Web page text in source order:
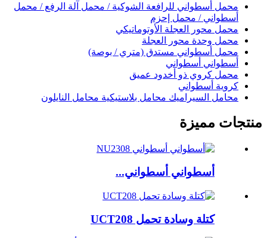
محمل أسطواني للرافعة الشوكية / محمل آلة الرفع / محمل
أسطواني / محمل إحزم
محمل محور العجلة الأوتوماتيكي
محمل وحدة محور العجلة
محمل أسطواني مستدق (متري / بوصة)
أسطواني أسطواني
محمل كروي ذو أخدود عميق
كروية أسطواني
محامل السيراميك محامل بلاستيكية محامل النايلون
منتجات مميزة
أسطواني أسطواني...
كتلة وسادة تحمل UCT208